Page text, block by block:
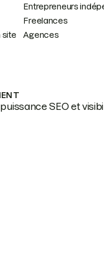
site
Entrepreneurs
Freelances
Agences
SEO et